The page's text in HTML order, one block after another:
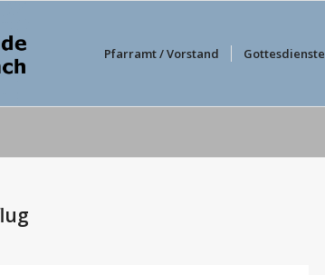
Pfarramt / Vorstand Gottesdienste